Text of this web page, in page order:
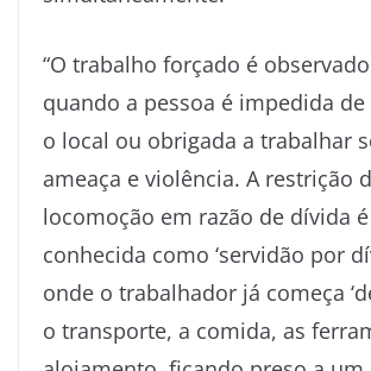
“O trabalho forçado é observado
quando a pessoa é impedida
o local ou obrigada a trabalhar
ameaça e violência. A restrição
locomoção em razão de dívida é
conhecida como ‘servidão por
onde o trabalhador já começa
o transporte, a comida, as